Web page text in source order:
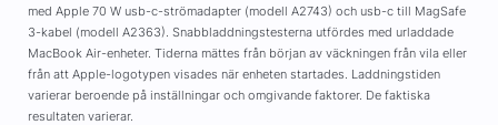
med Apple 70 W usb-c-strömadapter (modell A2743) och usb-c till MagSafe
3-kabel (modell A2363). Snabbladdningstesterna utfördes med urladdade
MacBook Air-enheter. Tiderna mättes från början av väckningen från vila eller
från att Apple-logotypen visades när enheten startades. Laddningstiden
varierar beroende på inställningar och omgivande faktorer. De faktiska
resultaten varierar.